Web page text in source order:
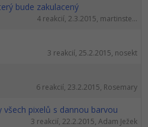
bude zakulacený
4 reakcií, 2.3.2015, martinste...
3 reakcií, 25.2.2015, nosekt
6 reakcií, 23.2.2015, Rosemary
pixelů s dannou barvou
3 reakcií, 22.2.2015, Adam Ježek